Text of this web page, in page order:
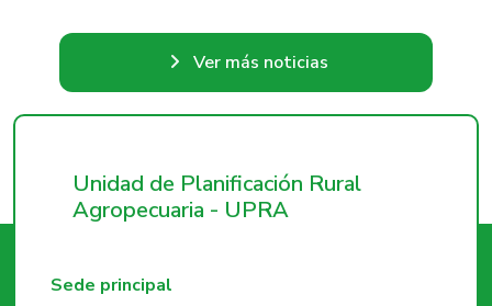
Ver más noticias
Unidad de Planificación Rural
Agropecuaria - UPRA
Sede principal